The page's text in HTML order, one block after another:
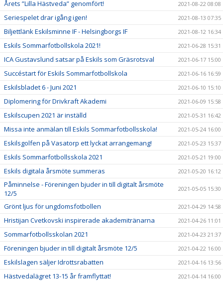
Årets ”Lilla Hästveda” genomfört! 2021-08-22 08:08
Seriespelet drar igång igen! 2021-08-13 07:35
Biljettlänk Eskilsminne IF - Helsingborgs IF 2021-08-12 16:34
Eskils Sommarfotbollskola 2021! 2021-06-28 15:31
ICA Gustavslund satsar på Eskils som Gräsrotsval 2021-06-17 15:00
Succéstart för Eskils Sommarfotbollskola 2021-06-16 16:59
Eskilsbladet 6 - Juni 2021 2021-06-10 15:10
Diplomering för Drivkraft Akademi 2021-06-09 15:58
Eskilscupen 2021 är inställd 2021-05-31 16:42
Missa inte anmälan till Eskils Sommarfotbollsskola! 2021-05-24 16:00
Eskilsgolfen på Vasatorp ett lyckat arrangemang! 2021-05-23 15:37
Eskils Sommarfotbollsskola 2021 2021-05-21 19:00
Eskils digitala årsmöte summeras 2021-05-20 16:12
Påminnelse - Föreningen bjuder in till digitalt årsmöte
12/5
2021-05-05 15:30
Grönt ljus för ungdomsfotbollen 2021-04-29 14:58
Hristijan Cvetkovski inspirerade akademitränarna 2021-04-26 11:01
Sommarfotbollsskolan 2021 2021-04-23 21:37
Föreningen bjuder in till digitalt årsmöte 12/5 2021-04-22 16:00
Eskilslagen säljer Idrottsrabatten 2021-04-16 13:56
Hästvedalägret 13-15 år framflyttat! 2021-04-14 16:00